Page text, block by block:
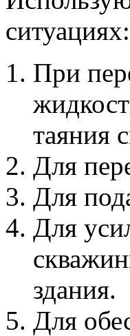
ситуациях:
При
таяния
Для
Для
Для
здания.
Для